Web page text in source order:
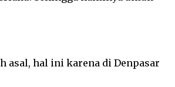
asal, hal ini karena di Denpasar